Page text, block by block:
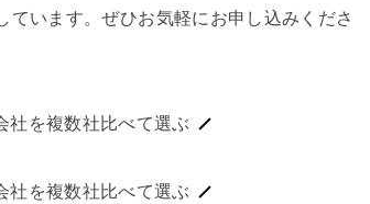
います。ぜひお気軽にお申し込みくださ
社を複数社比べて選ぶ
社を複数社比べて選ぶ